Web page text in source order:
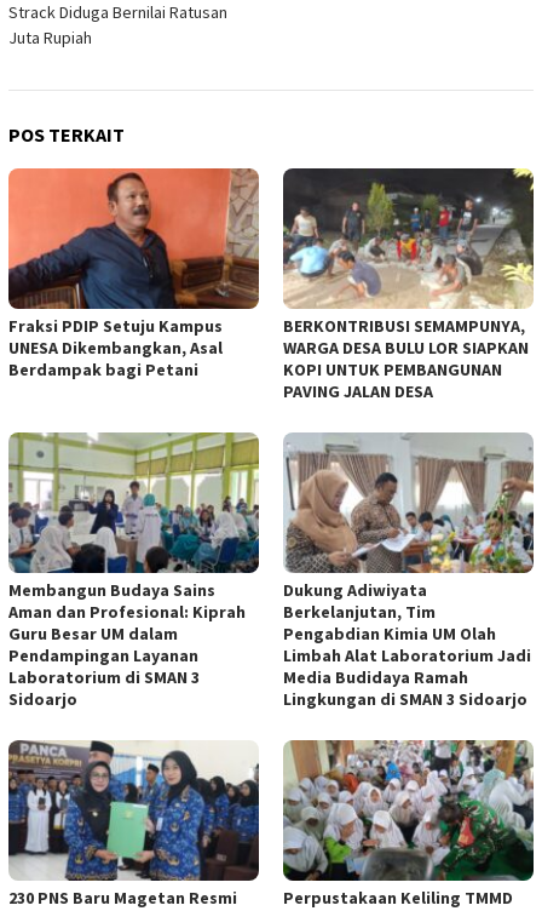
Strack Diduga Bernilai Ratusan
Juta Rupiah
POS TERKAIT
Fraksi PDIP Setuju Kampus
UNESA Dikembangkan, Asal
Berdampak bagi Petani
BERKONTRIBUSI SEMAMPUNYA,
WARGA DESA BULU LOR SIAPKAN
KOPI UNTUK PEMBANGUNAN
PAVING JALAN DESA
Membangun Budaya Sains
Aman dan Profesional: Kiprah
Guru Besar UM dalam
Pendampingan Layanan
Laboratorium di SMAN 3
Sidoarjo
Dukung Adiwiyata
Berkelanjutan, Tim
Pengabdian Kimia UM Olah
Limbah Alat Laboratorium Jadi
Media Budidaya Ramah
Lingkungan di SMAN 3 Sidoarjo
230 PNS Baru Magetan Resmi
Perpustakaan Keliling TMMD